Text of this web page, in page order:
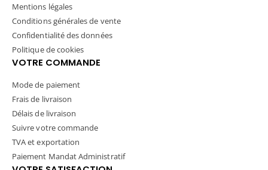
Mentions légales
Conditions générales de vente
Confidentialité des données
Politique de cookies
VOTRE COMMANDE
Mode de paiement
Frais de livraison
Délais de livraison
Suivre votre commande
TVA et exportation
Paiement Mandat Administratif